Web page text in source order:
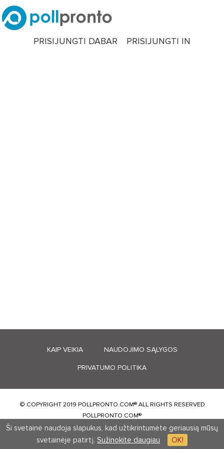
Ši svetainė naudoja slapukus, kad užtikrintumėte geriausią mūsų
svetainėje patirtį. Sužinokite daugiau OK!
PRISIJUNGTI DABAR PRISIJUNGTI IN
KAIP VEIKIA NAUDOJIMO SĄLYGOS
PRIVATUMO POLITIKA
© COPYRIGHT 2019 POLLPRONTO.COM® ALL RIGHTS RESERVED
POLLPRONTO.COM®